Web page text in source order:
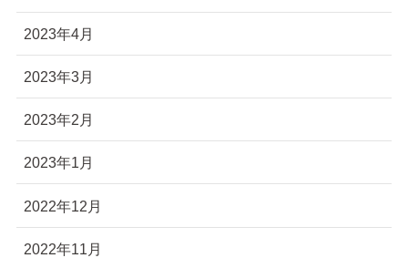
2023年4月
2023年3月
2023年2月
2023年1月
2022年12月
2022年11月